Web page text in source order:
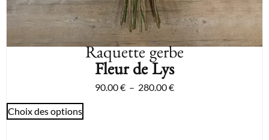
Raquette gerbe
Fleur de Lys
90.00€ – 280.00€
Choix des options